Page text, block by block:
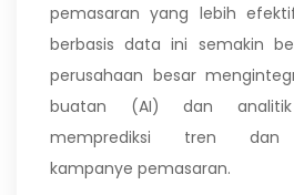
pemasaran yang lebih
berbasis data ini semakin
perusahaan besar
buatan (AI) dan
memprediksi tren dan
kampanye pemasaran.